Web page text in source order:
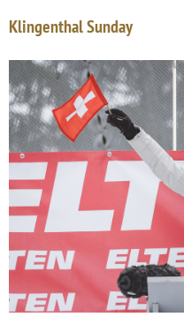
Klingenthal Sunday